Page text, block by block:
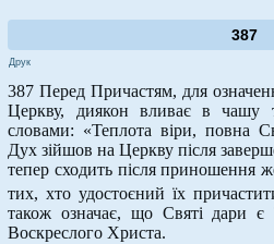
387
Друк
387 Перед Причастям, для
Церкву, диякон вливає в чашу
словами: «Теплота віри, повна
Дух зійшов на Церкву після
тепер сходить після приношення
тих, хто удостоєний їх
також означає, що Святі дари
Воскреслого Христа.